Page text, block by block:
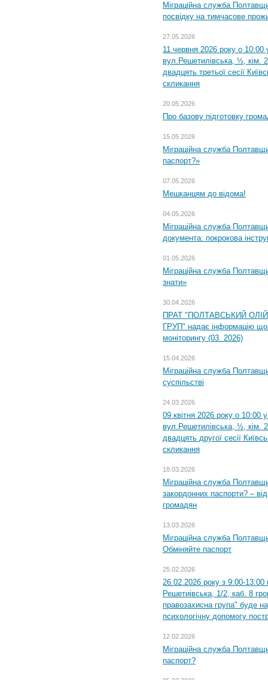
Міграційна служба
посвідку на тимчасове
27.05.2026
11 червня 2026 року о 10:00
вул.Решетилівська, ½, кім.
двадцять третьої сесії
скликання
20.05.2026
Про базову підготовку
15.05.2026
Міграційна служба
паспорт?»
07.05.2026
Мешканцям до відома!
04.05.2026
Міграційна служба
документа: покрокова
01.05.2026
Міграційна служба
знати»
30.04.2026
ПРАТ "ПОЛТАВСЬКИЙ
ГРУП" надає інформацію
моніторингу (03. 2026)
15.04.2026
Міграційна служба
суспільстві
24.03.2026
09 квітня 2026 року о 10:00
вул.Решетилівська, ½, кім.
двадцять другої сесії
скликання
18.03.2026
Міграційна служба
закордонних паспорти? –
громадян
13.03.2026
Міграційна служба
Обміняйте паспорт
25.02.2026
26.02.2026 року з 9:00-
Решетиівська, 1/2, каб. 8
правозахисна група" буде
психологічну допомогу
12.02.2026
Міграційна служба
паспорт?